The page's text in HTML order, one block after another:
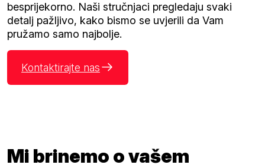
besprijekorno. Naši stručnjaci pregledaju svaki
detalj pažljivo, kako bismo se uvjerili da Vam
pružamo samo najbolje.
Kontaktirajte nas
Mi brinemo o vašem